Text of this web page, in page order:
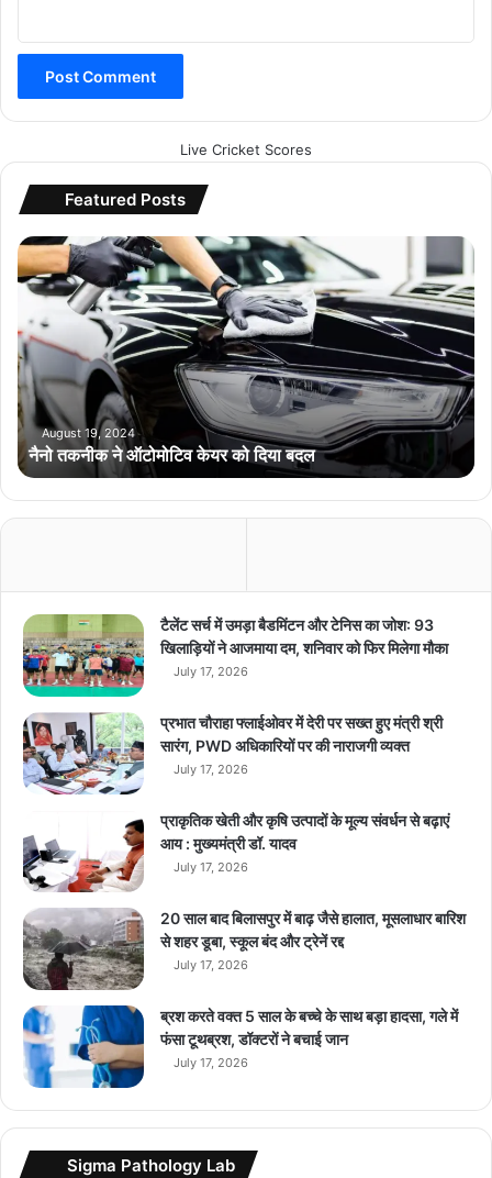
Live Cricket Scores
Featured Posts
नै
नो
नी
क
ने
ऑ
टो
मो
टि
व
को
दि
या
ब
द
August 19, 2024
नैनो तकनीक ने ऑटोमोटिव केयर को दिया बदल
टैलेंट सर्च में उमड़ा बैडमिंटन और टेनिस का जोश: 93
खिलाड़ियों ने आजमाया दम, शनिवार को फिर मिलेगा मौका
July 17, 2026
प्रभात चौराहा फ्लाईओवर में देरी पर सख्त हुए मंत्री श्री
सारंग, PWD अधिकारियों पर की नाराजगी व्यक्त
July 17, 2026
प्राकृतिक खेती और कृषि उत्पादों के मूल्य संवर्धन से बढ़ाएं
आय : मुख्यमंत्री डॉ. यादव
July 17, 2026
20 साल बाद बिलासपुर में बाढ़ जैसे हालात, मूसलाधार बारिश
से शहर डूबा, स्कूल बंद और ट्रेनें रद्द
July 17, 2026
ब्रश करते वक्त 5 साल के बच्चे के साथ बड़ा हादसा, गले में
फंसा टूथब्रश, डॉक्टरों ने बचाई जान
July 17, 2026
Sigma Pathology Lab